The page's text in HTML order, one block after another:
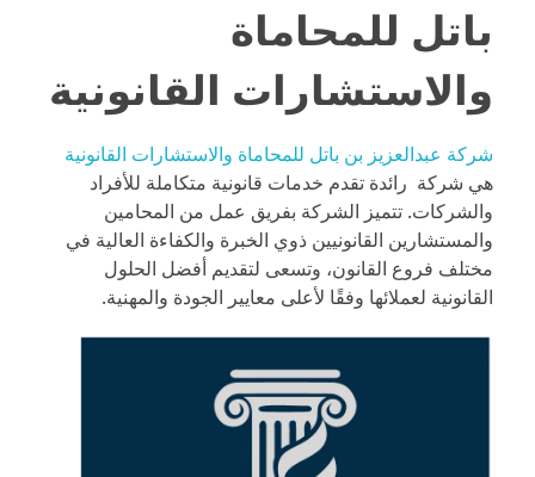
باتل للمحاماة
والاستشارات القانونية
شركة عبدالعزيز بن باتل للمحاماة والاستشارات القانونية
هي شركة رائدة تقدم خدمات قانونية متكاملة للأفراد
والشركات. تتميز الشركة بفريق عمل من المحامين
والمستشارين القانونيين ذوي الخبرة والكفاءة العالية في
مختلف فروع القانون، وتسعى لتقديم أفضل الحلول
القانونية لعملائها وفقًا لأعلى معايير الجودة والمهنية.